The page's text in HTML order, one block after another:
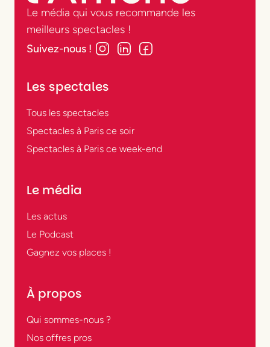
Le média qui vous recommande les
meilleurs spectacles !
Suivez-nous !
Les spectales
Tous les spectacles
Spectacles à Paris ce soir
Spectacles à Paris ce week-end
Le média
Les actus
Le Podcast
Gagnez vos places !
À propos
Qui sommes-nous ?
Nos offres pros